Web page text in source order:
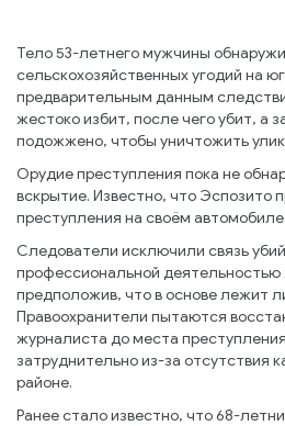
Тело 53-летнего мужчины
сельскохозяйственных угодий на
предварительным данным
жестоко избит, после чего убит, а
подожжено, чтобы уничтожить
Орудие преступления пока не
вскрытие. Известно, что Эспозито
преступления на своём автомобиле.
Следователи исключили связь
профессиональной
предположив, что в основе лежит
Правоохранители пытаются
журналиста до места
затруднительно из-за отсутствия
районе.
Ранее стало известно, что 68-